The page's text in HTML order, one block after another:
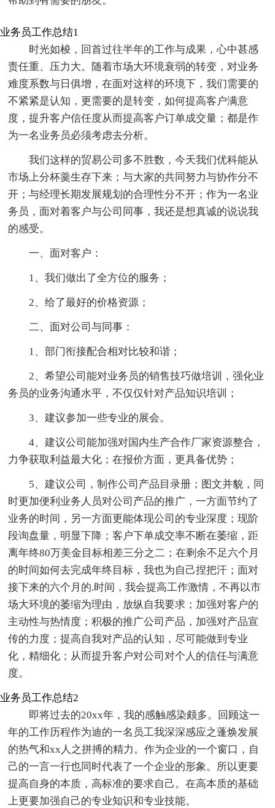
业务员工作总结1
时光如梭，回首过往半年的工作与成果，心中甚感
责任重、压力大。随着市场大环境衰弱的转变，对业务
难度系数与日俱增，在面对这样的环境下，我们需要的
不紧紧是认知，更需要的是转变，如何提高客户满意
度，提升客户信任度从而提高客户订单成交量；都是作
为一名业务员必须考虑去分析。
我们这样的贸易公司多不胜数，今天我们优科能从
市场上分杯羹生存下来；与大家的共同努力与协作分不
开；与经理长期发展规划的合理性分不开；作为一名业
务员，面对着客户与公司同事，我还是想真诚的说说我
的感受。
一、面对客户：
1、我们做出了全方位的服务；
2、给了最好的价格资源；
二、面对公司与同事：
1、部门衔接配合相对比较和谐；
2、希望公司能对业务员的销售技巧做培训，强化业
务员的业务沟通水平，不仅仅针对产品知识培训；
3、建议参加一些专业的展会。
4、建议公司能加强对国内生产合作厂家资源整合，
力争获取利益最大化；在报价方面，更具备优势；
5、建议公司，制作公司产品目录册；图文并貌，同
时更加便利业务人员对公司产品的推广，一方面节约了
业务的时间，另一方面更能体现公司的专业深度；现阶
段询盘量，明显下降；客户下单成交率不断在萎缩，距
离年终80万美金目标相差三分之二；在剩余不足六个月
的时间如何去完成年终目标，我也为自己捏把汗；面对
接下来的六个月的.时间，我会提高工作激情，不再以市
场大环境的萎缩为理由，放纵自我要求；加强对客户的
主动性与热情度；积极的推广公司产品，加强对产品宣
传的力度；提高自我对产品的认知，尽可能做到专业
化，精细化；从而提升客户对公司对个人的信任与满意
度。
业务员工作总结2
即将过去的20xx年，我的感触感染颇多。回顾这一
年的工作历程作为迪的一名员工我深深感应之蓬焕发展
的热气和xx人之拼搏的精力。作为企业的一个窗口，自
己的一言一行也同时代表了一个企业的形象。所以更要
提高自身的本质，高标准的要求自己。在高本质的基础
上更要加强自己的专业知识和专业技能。